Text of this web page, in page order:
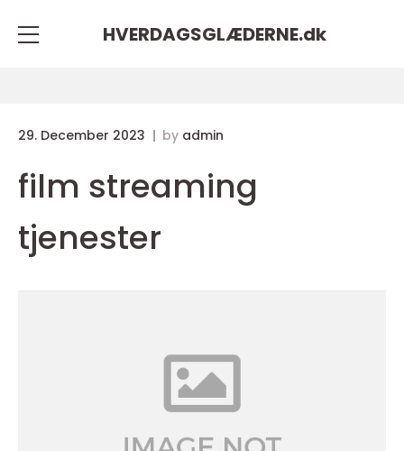
HVERDAGSGLÆDERNE.dk
29. December 2023 by admin
film streaming
tjenester